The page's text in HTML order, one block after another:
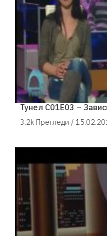
Тунел С01Е03 –
3.2k Прегледи /